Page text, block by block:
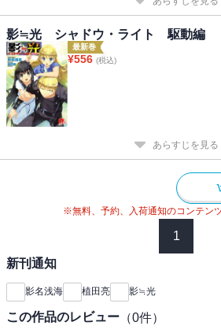
影≒光 シャドウ・ライト 駆動編
最新巻
¥556 (税込)
あらすじを見る
※無料、予約、入荷通知のコンテン
1
新刊通知
影名浅海 植田亮 影≒光
この作品のレビュー （0件）